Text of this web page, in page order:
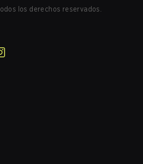
los derechos reservados.